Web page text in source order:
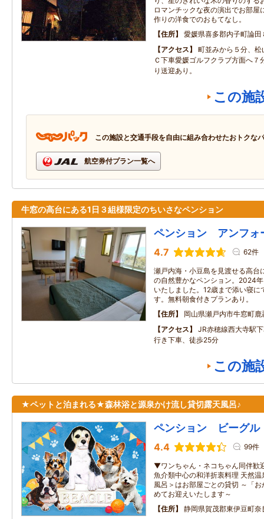
ロマンチックな夜の演出でお部屋
作りの洋食でのおもてなし。
住所
愛媛県喜多郡内子町論田
アクセス
町並みから５分、
Ｃ下車愛媛ゴルフクラブ方面へ７
り送迎あり。
この施
この施設と交通手段を自由に組み合わせたおトクな
航空券付プラン一覧へ
牛窓の高台にある1日３組様限定のちいさなペンション
ペンション アンフォ
4.7 62件
瀬戸内海・小豆島を見渡せる高台
の自然豊かなペンション。2024
いたしました。12歳まで添い寝
す。無料朝食付きプランあり。
住所
岡山県瀬戸内市牛窓町
アクセス
JR赤穂線西大寺駅
行き下車、徒歩25分
この施
★ペットと泊まれる★森林浴と源泉かけ流し貸切露天風呂♪
ペンション ビーグル
4.4 99件
▼ワンちゃん・ネコちゃん同伴歓
魚介類中心の和洋折衷料理 天然
風呂＞はお部屋ごとの貸切 ～「
めてお迎えいたします～
住所
静岡県賀茂郡東伊豆町奈